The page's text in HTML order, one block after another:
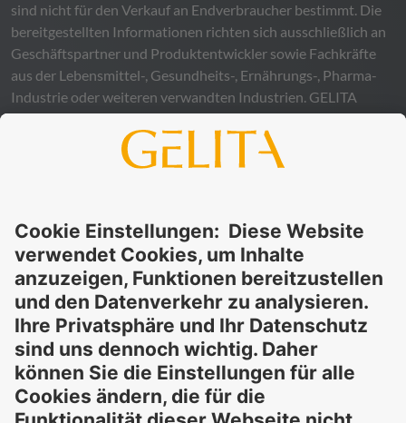
sind nicht für den Verkauf an Endverbraucher bestimmt. Die
bereitgestellten Informationen richten sich ausschließlich an
Geschäftspartner und Produktentwickler sowie Fachkräfte
aus der Lebensmittel-, Gesundheits-, Ernährungs-, Pharma-
Industrie oder weiteren verwandten Industrien. GELITA
übernimmt keinerlei Gewähr – weder ausdrücklich noch
stillschweigend – für die Richtigkeit, Verlässlichkeit oder
Vollständigkeit der bereitgestellten Informationen und
Informationen ergeben könnte. Die Verwendung der
Informationen erfolgt auf eigenes Risiko und in eigener
Verantwortung.
Diese Erklärung entbindet Sie nicht von der Pflicht, eigene
Eignungsprüfungen und Tests durchzuführen, sowie alle
geltenden gesetzlichen Vorschriften einzuhalten und Rechte
Dritter zu respektieren. Die beschriebenen Produkte und
Konzepte sind nicht für den Einzelverkauf oder den direkten
Endverbrauch bestimmt. Sie sind nicht zur Diagnose,